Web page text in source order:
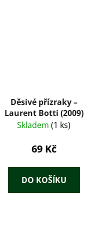
Děsivé přízraky –
Laurent Botti (2009)
Skladem (1 ks)
69 Kč
DO KOŠÍKU